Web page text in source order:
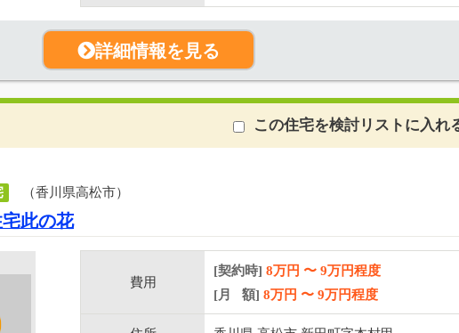
詳細情報を見る
この住宅を検討リストに入れ
（香川県高松市）
此の花
費用
[契約時] 8万円 〜 9万円程度
[月 額] 8万円 〜 9万円程度